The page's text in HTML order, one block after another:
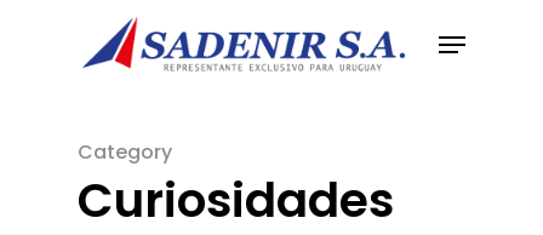
Category
Curiosidades